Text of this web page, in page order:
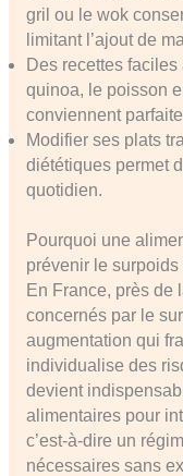
gril ou le wok
limitant l’ajout de
Des recettes
quinoa, le poisson
conviennent
Modifier ses plats
diététiques permet
quotidien.
Pourquoi une
prévenir le
En France, près de
concernés par le
augmentation qui
individualise des
devient
alimentaires pour
c’est-à-dire un
nécessaires sans